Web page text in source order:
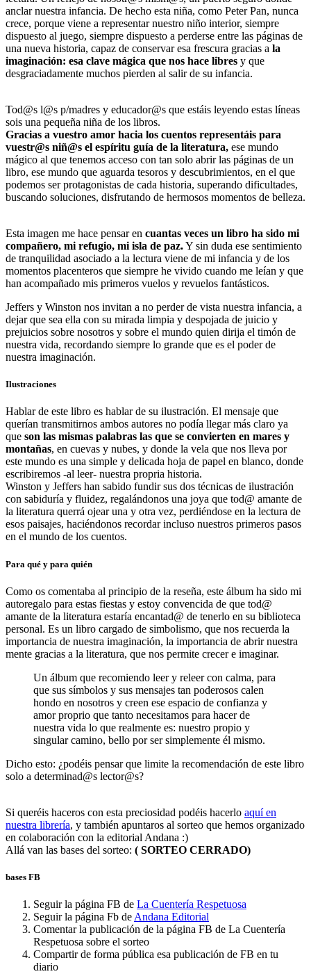
anclar nuestra infancia. De hecho esta niña, como Peter Pan, nunca
crece, porque viene a representar nuestro niño interior, siempre
dispuesto al juego, siempre dispuesto a perderse entre las páginas de
una nueva historia, capaz de conservar esa frescura gracias a la
imaginación: esa clave mágica que nos hace libres y que
desgraciadamente muchos pierden al salir de su infancia.
Tod@s l@s p/madres y educador@s que estáis leyendo estas líneas
sois una pequeña niña de los libros.
Gracias a vuestro amor hacia los cuentos representáis para
vuestr@s niñ@s el espíritu guía de la literatura, ese mundo
mágico al que tenemos acceso con tan solo abrir las páginas de un
libro, ese mundo que aguarda tesoros y descubrimientos, en el que
podemos ser protagonistas de cada historia, superando dificultades,
buscando soluciones, disfrutando de hermosos momentos de belleza.
Esta imagen me hace pensar en cuantas veces un libro ha sido mi
compañero, mi refugio, mi isla de paz.Y sin duda ese sentimiento
de tranquilidad asociado a la lectura viene de mi infancia y de los
momentos placenteros que siempre he vivido cuando me leían y que
han acompañado mis primeros vuelos y revuelos fantásticos.
Jeffers y Winston nos invitan a no perder de vista nuestra infancia, a
dejar que sea ella con su mirada limpia y despojada de juicio y
prejuicios sobre nosotros y sobre el mundo quien dirija el timón de
nuestra vida, recordando siempre lo grande que es el poder de
nuestra imaginación.
Ilustraciones
Hablar de este libro es hablar de su ilustración. El mensaje que
querían transmitirnos ambos autores no podía llegar más claro ya
que son las mismas palabras las que se convierten en mares y
montañas, en cuevas y nubes, y donde la vela que nos lleva por
este mundo es una simple y delicada hoja de papel en blanco, donde
escribiremos -al leer- nuestra propria historia.
Winston y Jeffers han sabido fundir sus dos técnicas de ilustración
con sabiduría y fluidez, regalándonos una joya que tod@ amante de
la literatura querrá ojear una y otra vez, perdiéndose en la lectura de
esos paisajes, haciéndonos recordar incluso nuestros primeros pasos
en el mundo de los cuentos.
Para qué y para quién
Como os comentaba al principio de la reseña, este álbum ha sido mi
autoregalo para estas fiestas y estoy convencida de que tod@
amante de la literatura estaría encantad@ de tenerlo en su biblioteca
personal. Es un libro cargado de simbolismo, que nos recuerda la
importancia de nuestra imaginación, la importancia de abrir nuestra
mente gracias a la literatura, que nos permite crecer e imaginar.
Un álbum que recomiendo leer y releer con calma, para
que sus símbolos y sus mensajes tan poderosos calen
hondo en nosotros y creen ese espacio de confianza y
amor proprio que tanto necesitamos para hacer de
nuestra vida lo que realmente es: nuestro propio y
singular camino, bello por ser simplemente él mismo.
Dicho esto: ¿podéis pensar que limite la recomendación de este libro
solo a determinad@s lector@s?
Si queréis haceros con esta preciosidad podéis hacerlo aquí en
nuestra librería, y también apuntaros al sorteo que hemos organizado
en colaboración con la editorial Andana :)
Allá van las bases del sorteo: ( SORTEO CERRADO)
bases FB
Seguir la página FB de La Cuentería Respetuosa
Seguir la página Fb de Andana Editorial
Comentar la publicación de la página FB de La Cuentería
Respetuosa sobre el sorteo
Compartir de forma pública esa publicación de FB en tu
diario